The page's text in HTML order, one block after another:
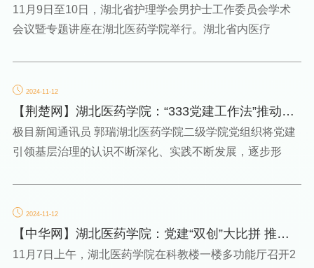
会议在湖北医药学...
11月9日至10日，湖北省护理学会男护士工作委员会学术
会议暨专题讲座在湖北医药学院举行。湖北省内医疗
2024-11-12
【荆楚网】湖北医药学院：“333党建工作法”推动高
校基层党建引...
极目新闻通讯员 郭瑞湖北医药学院二级学院党组织将党建
引领基层治理的认识不断深化、实践不断发展，逐步形
2024-11-12
【中华网】湖北医药学院：党建“双创”大比拼 推动
工作上台阶
11月7日上午，湖北医药学院在科教楼一楼多功能厅召开2